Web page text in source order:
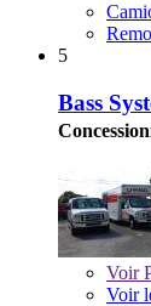
5
Bass
Voir
Voir